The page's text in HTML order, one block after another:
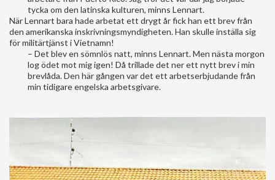
tycka om den latinska kulturen, minns Lennart.
När Lennart bara hade arbetat ett drygt år fick han ett brev från
den amerikanska inskrivningsmyndigheten. Han skulle inställa sig
för militärtjänst i Vietnamn!
– Det blev en sömnlös natt, minns Lennart. Men nästa morgon
log ödet mot mig igen! Då trillade det ner ett nytt brev i min
brevlåda. Den här gången var det ett arbetserbjudande från
min tidigare engelska arbetsgivare.